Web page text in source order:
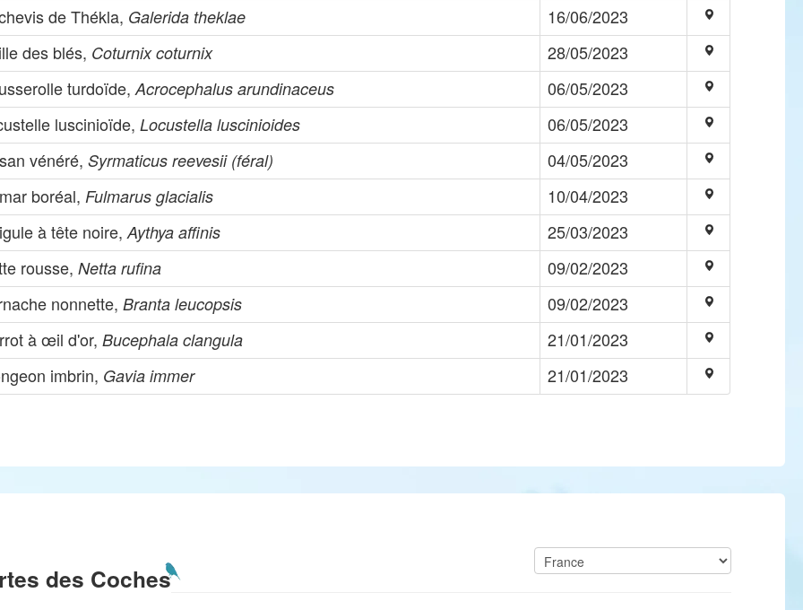
de Thékla, Galerida theklae
16/06/2023
des blés, Coturnix coturnix
28/05/2023
turdoïde,Acrocephalus arundinaceus
06/05/2023
luscinioïde,Locustella luscinioides
06/05/2023
vénéré,Syrmaticus reevesii (féral)
04/05/2023
boréal, Fulmarus glacialis
10/04/2023
à tête noire,Aythya affinis
25/03/2023
rousse,Netta rufina
09/02/2023
nonnette,Branta leucopsis
09/02/2023
à œil d'or,Bucephala clangula
21/01/2023
imbrin, Gavia immer 21/01/2023
des Coches